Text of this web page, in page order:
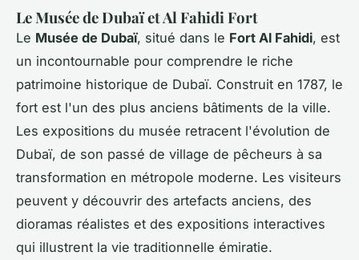
Le Musée de Dubaï et Al Fahidi Fort
Le Musée de Dubaï, situé dans le Fort Al Fahidi, est
un incontournable pour comprendre le riche
patrimoine historique de Dubaï. Construit en 1787, le
fort est l'un des plus anciens bâtiments de la ville.
Les expositions du musée retracent l'évolution de
Dubaï, de son passé de village de pêcheurs à sa
transformation en métropole moderne. Les visiteurs
peuvent y découvrir des artefacts anciens, des
dioramas réalistes et des expositions interactives
qui illustrent la vie traditionnelle émiratie.